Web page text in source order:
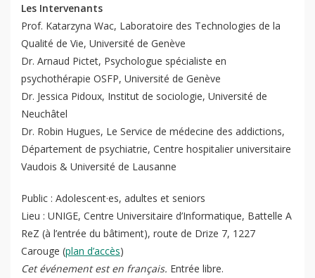
QoL Lab
mQoL Living Lab
News
For Students
Join a Study
Contact
Search
Write a keyword, for example, mobile app.
Lancer
Les Intervenants
Prof. Katarzyna Wac, Laboratoire des Technologies de la
Qualité de Vie, Université de Genève
Dr. Arnaud Pictet, Psychologue spécialiste en
psychothérapie OSFP, Université de Genève
Dr. Jessica Pidoux, Institut de sociologie, Université de
Neuchâtel
Dr. Robin Hugues, Le Service de médecine des addictions,
Département de psychiatrie, Centre hospitalier universitaire
Vaudois & Université de Lausanne
Public : Adolescent·es, adultes et seniors
Lieu : UNIGE, Centre Universitaire d’Informatique, Battelle A
ReZ (à l’entrée du bâtiment), route de Drize 7, 1227
Carouge (plan d’accès)
Cet événement est en français. Entrée libre.